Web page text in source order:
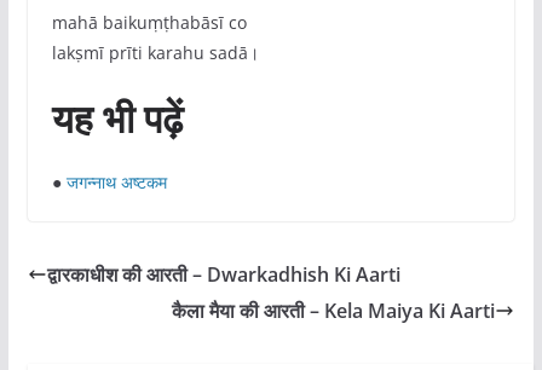
mahā baikuṃṭhabāsī co
lakṣmī prīti karahu sadā।
यह भी पढ़ें
● जगन्नाथ अष्टकम
द्वारकाधीश की आरती – Dwarkadhish Ki Aarti
कैला मैया की आरती – Kela Maiya Ki Aarti